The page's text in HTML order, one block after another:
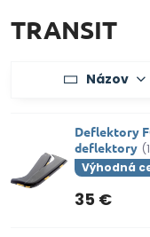
TRANSIT
Názov
Deflektory
deflektory
Výhodná
35 €